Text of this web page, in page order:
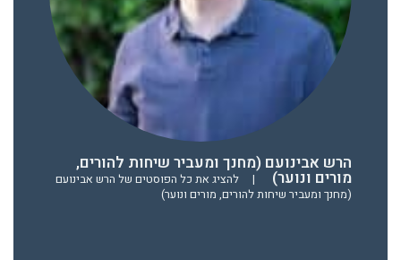
הרש אבינועם (מחנך ומעביר שיחות להורים,
מורים ונוער) |
להציג את כל הפוסטים של הרש אבינועם
(מחנך ומעביר שיחות להורים, מורים ונוער)